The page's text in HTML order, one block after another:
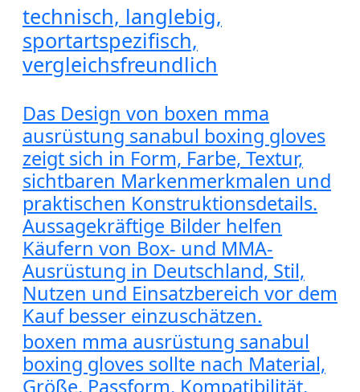
technisch, langlebig,
sportartspezifisch,
vergleichsfreundlich
Das Design von boxen mma
ausrüstung sanabul boxing gloves
zeigt sich in Form, Farbe, Textur,
sichtbaren Markenmerkmalen und
praktischen Konstruktionsdetails.
Aussagekräftige Bilder helfen
Käufern von Box- und MMA-
Ausrüstung in Deutschland, Stil,
Nutzen und Einsatzbereich vor dem
Kauf besser einzuschätzen.
boxen mma ausrüstung sanabul
boxing gloves sollte nach Material,
Größe, Passform, Kompatibilität,